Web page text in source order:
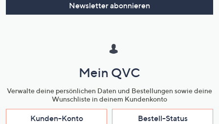
Newsletter abonnieren
Mein QVC
Verwalte deine persönlichen Daten und Bestellungen sowie deine
Wunschliste in deinem Kundenkonto
Kunden-Konto Bestell-Status